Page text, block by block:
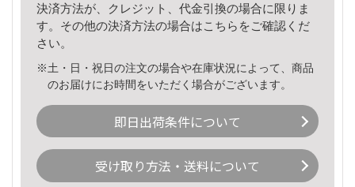
決済方法が、クレジット、代金引換の場合に限りま
す。その他の決済方法の場合はこちら をご確認くだ
さい。
※土・日・祝日の注文の場合や在庫状況によって、商品
のお届けにお時間をいただく場合がございます。
即日出荷条件について
受け取り方法・送料について